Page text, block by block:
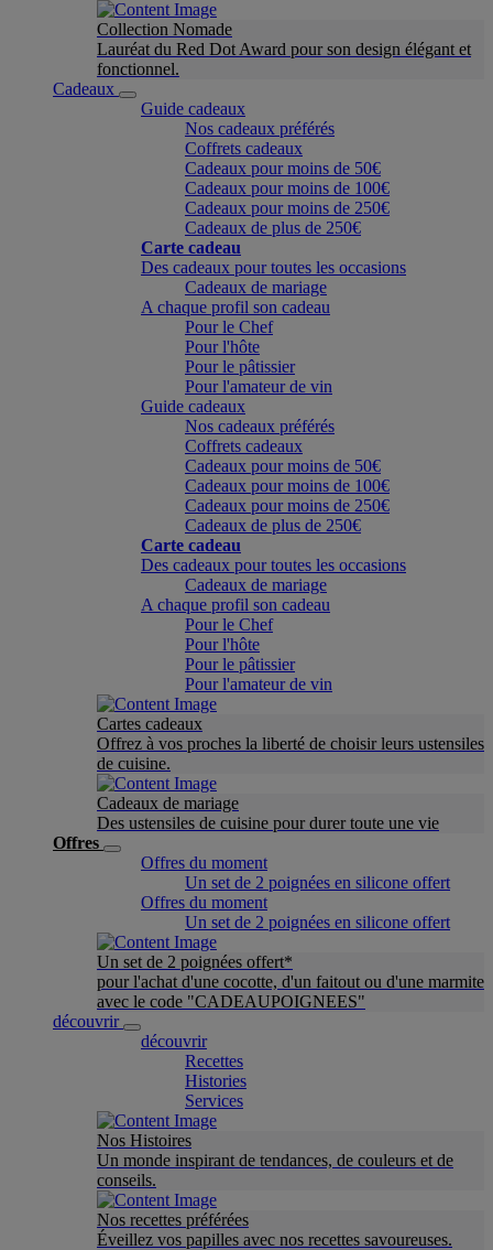
Collection Nomade
Lauréat du Red Dot Award pour son design élégant et
fonctionnel.
Cadeaux
Guide cadeaux
Nos cadeaux préférés
Coffrets cadeaux
Cadeaux pour moins de 50€
Cadeaux pour moins de 100€
Cadeaux pour moins de 250€
Cadeaux de plus de 250€
Carte cadeau
Des cadeaux pour toutes les occasions
Cadeaux de mariage
A chaque profil son cadeau
Pour le Chef
Pour l'hôte
Pour le pâtissier
Pour l'amateur de vin
Guide cadeaux
Nos cadeaux préférés
Coffrets cadeaux
Cadeaux pour moins de 50€
Cadeaux pour moins de 100€
Cadeaux pour moins de 250€
Cadeaux de plus de 250€
Carte cadeau
Des cadeaux pour toutes les occasions
Cadeaux de mariage
A chaque profil son cadeau
Pour le Chef
Pour l'hôte
Pour le pâtissier
Pour l'amateur de vin
Cartes cadeaux
Offrez à vos proches la liberté de choisir leurs ustensiles
de cuisine.
Cadeaux de mariage
Des ustensiles de cuisine pour durer toute une vie
Offres
Offres du moment
Un set de 2 poignées en silicone offert
Offres du moment
Un set de 2 poignées en silicone offert
Un set de 2 poignées offert*
pour l'achat d'une cocotte, d'un faitout ou d'une marmite
avec le code "CADEAUPOIGNEES"
découvrir
découvrir
Recettes
Histories
Services
Nos Histoires
Un monde inspirant de tendances, de couleurs et de
conseils.
Nos recettes préférées
Éveillez vos papilles avec nos recettes savoureuses.